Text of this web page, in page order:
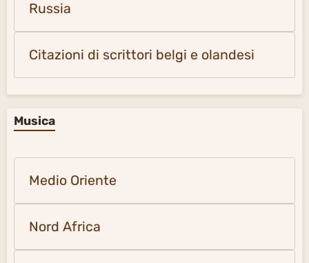
Russia
Citazioni di scrittori belgi e olandesi
Musica
Medio Oriente
Nord Africa